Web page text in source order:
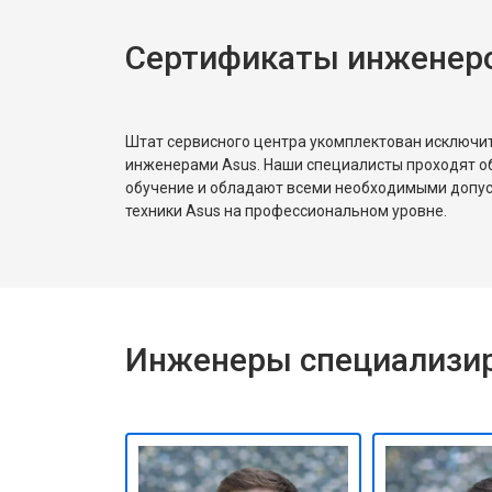
Замена Wi-Fi
Замена USB порта
Замена кулера
Замена микрофона
Сертификаты
Штат сервисного центра укомплектован
инженерами Asus. Наши специалисты проходят
обучение и обладают всеми необходимыми
техники Asus на профессиональном уровне.
Инженеры